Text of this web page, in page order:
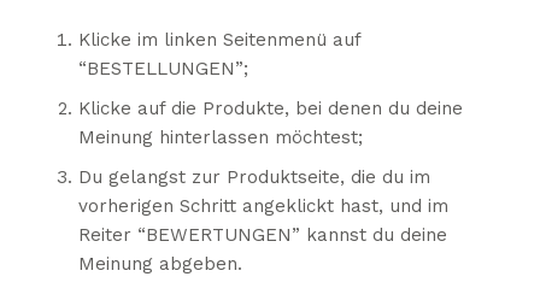
Klicke im linken Seitenmenü auf
“BESTELLUNGEN”;
Klicke auf die Produkte, bei denen du deine
Meinung hinterlassen möchtest;
Du gelangst zur Produktseite, die du im
vorherigen Schritt angeklickt hast, und im
Reiter “BEWERTUNGEN” kannst du deine
Meinung abgeben.